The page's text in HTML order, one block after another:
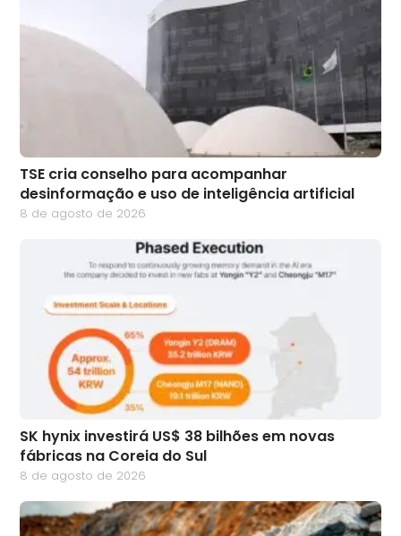
TSE cria conselho para acompanhar
desinformação e uso de inteligência artificial
8 de agosto de 2026
SK hynix investirá US$ 38 bilhões em novas
fábricas na Coreia do Sul
8 de agosto de 2026